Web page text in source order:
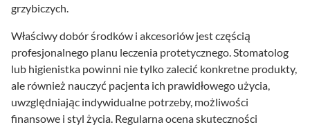
grzybiczych.
Właściwy dobór środków i akcesoriów jest częścią
profesjonalnego planu leczenia protetycznego. Stomatolog
lub higienistka powinni nie tylko zalecić konkretne produkty,
ale również nauczyć pacjenta ich prawidłowego użycia,
uwzględniając indywidualne potrzeby, możliwości
finansowe i styl życia. Regularna ocena skuteczności